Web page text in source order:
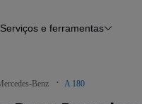
Histórico do veículo
Serviços e ferramentas
Benz A 180